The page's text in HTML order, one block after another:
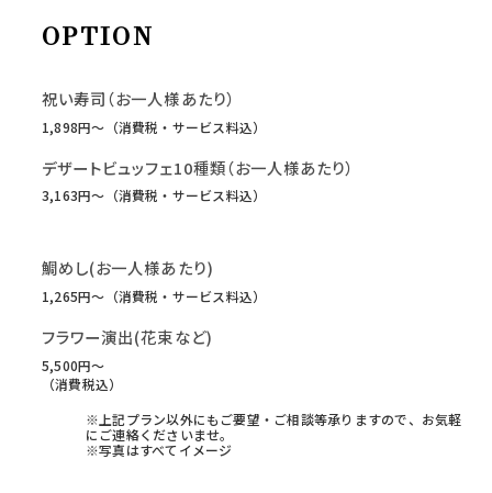
OPTION
祝い寿司（お一人様あたり）
1,898円〜（消費税・サービス料込）
デザートビュッフェ10種類（お一人様あたり）
3,163円〜（消費税・サービス料込）
鯛めし(お一人様あたり)
1,265円〜（消費税・サービス料込）
フラワー演出(花束など)
5,500円〜
（消費税込）
※上記プラン以外にもご要望・ご相談等承りますので、お気軽
にご連絡くださいませ。
※写真はすべてイメージ